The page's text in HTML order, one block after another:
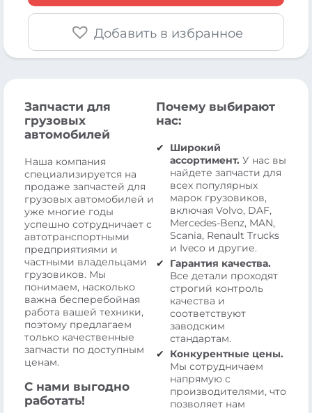
Добавить в избранное
Запчасти для
грузовых
автомобилей
Наша компания
специализируется на
продаже запчастей для
грузовых автомобилей и
уже многие годы
успешно сотрудничает с
автотранспортными
предприятиями и
частными владельцами
грузовиков. Мы
понимаем, насколько
важна бесперебойная
работа вашей техники,
поэтому предлагаем
только качественные
запчасти по доступным
ценам.
С нами выгодно
работать!
Почему выбирают
нас:
Широкий
ассортимент. У нас вы
найдете запчасти для
всех популярных
марок грузовиков,
включая Volvo, DAF,
Mercedes-Benz, MAN,
Scania, Renault Trucks
и Iveco и другие.
Гарантия качества.
Все детали проходят
строгий контроль
качества и
соответствуют
заводским
стандартам.
Конкурентные цены.
Мы сотрудничаем
напрямую с
производителями, что
позволяет нам